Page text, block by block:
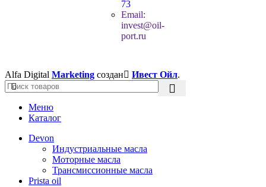
73
Email:
invest@oil-
port.ru
Alfa Digital Marketing создан Ивест Ойл.
Меню
Каталог
Devon
Индустриальные масла
Моторные масла
Трансмиссионные масла
Prista oil